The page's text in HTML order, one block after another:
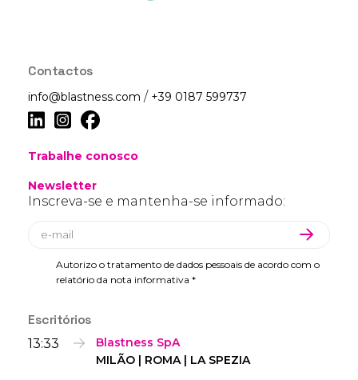
Contactos
info@blastness.com / +39 0187 599737
Trabalhe conosco
Newsletter
Inscreva-se e mantenha-se informado:
Autorizo o tratamento de dados pessoais de acordo com o
relatório da nota informativa *
Escritórios
13:33
Blastness SpA
MILÃO | ROMA | LA SPEZIA